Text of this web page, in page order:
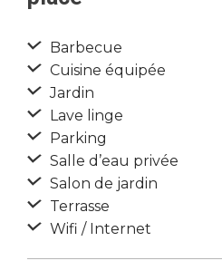
Barbecue
Cuisine équipée
Jardin
Lave linge
Parking
Salle d’eau privée
Salon de jardin
Terrasse
Wifi / Internet